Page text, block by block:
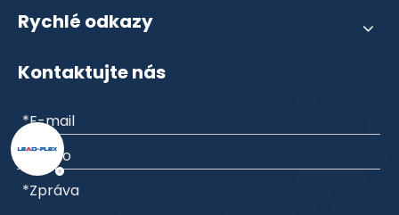
Rychlé odkazy
Kontaktujte nás